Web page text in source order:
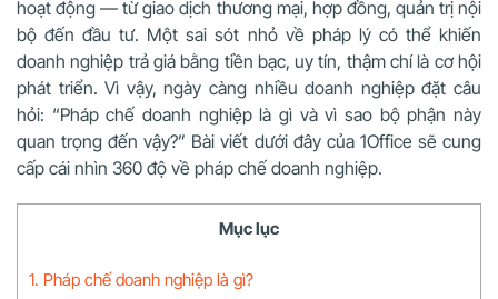
hoạt động — từ giao dịch thương mại, hợp đồng, quản trị nội
bộ đến đầu tư. Một sai sót nhỏ về pháp lý có thể khiến
doanh nghiệp trả giá bằng tiền bạc, uy tín, thậm chí là cơ hội
phát triển. Vì vậy, ngày càng nhiều doanh nghiệp đặt câu
hỏi: “Pháp chế doanh nghiệp là gì và vì sao bộ phận này
quan trọng đến vậy?” Bài viết dưới đây của 1Office sẽ cung
cấp cái nhìn 360 độ về pháp chế doanh nghiệp.
Mục lục
1. Pháp chế doanh nghiệp là gì?